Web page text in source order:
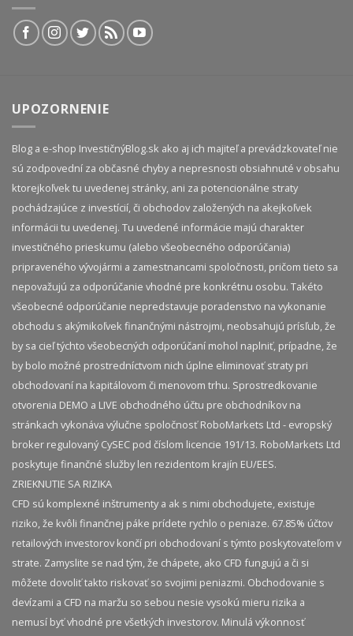
UPOZORNENIE
Blog a e-shop InvestičnýBlog.sk ako aj ich majiteľ a prevádzkovateľ nie
sú zodpovední za občasné chyby a nepresnosti obsiahnuté v obsahu
ktorejkoľvek tu uvedenej stránky, ani za potencionálne straty
pochádzajúce z investícií, či obchodov založených na akejkoľvek
informácii tu uvedenej. Tu uvedené informácie majú charakter
investičného prieskumu (alebo všeobecného odporúčania)
pripraveného vývojármi a zamestnancami spoločnosti, pričom tieto sa
nepovažujú za odporúčanie vhodné pre konkrétnu osobu. Takéto
všeobecné odporúčanie nepredstavuje poradenstvo na vykonanie
obchodu s akýmikoľvek finančnými nástrojmi, neobsahujú prísľub, že
by sa cieľ týchto všeobecných odporúčaní mohol naplniť, prípadne, že
by bolo možné prostredníctvom nich úplne eliminovať straty pri
obchodovaní na kapitálovom či menovom trhu. Sprostredkovanie
otvorenia DEMO a LIVE obchodného účtu pre obchodníkov na
stránkach vykonáva výlučne spoločnosť RoboMarkets Ltd - evropský
broker regulovaný CySEC pod číslom licencie 191/13. RoboMarkets Ltd
poskytuje finančné služby len rezidentom krajín EU/EES.
ZRIEKNUTIE SA RIZIKA
CFD sú komplexné inštrumenty a ak s nimi obchodujete, existuje
riziko, že kvôli finančnej páke prídete rychlo o peniaze. 67.85% účtov
retailových investorov končí pri obchodovaní s týmto poskytovateľom v
strate. Zamyslite se nad tým, že chápete, ako CFD fungujú a či si
môžete dovoliť takto riskovať so svojimi peniazmi. Obchodovanie s
devízami a CFD na maržu so sebou nesie vysokú mieru rizika a
nemusí byť vhodné pre všetkých investorov. Minulá výkonnosť